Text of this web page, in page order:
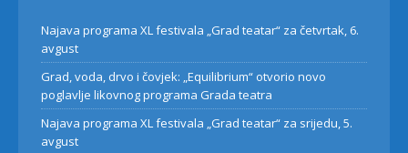
Najava programa XL festivala „Grad teatar“ za četvrtak, 6.
avgust
Grad, voda, drvo i čovjek: „Equilibrium“ otvorio novo
poglavlje likovnog programa Grada teatra
Najava programa XL festivala „Grad teatar“ za srijedu, 5.
avgust